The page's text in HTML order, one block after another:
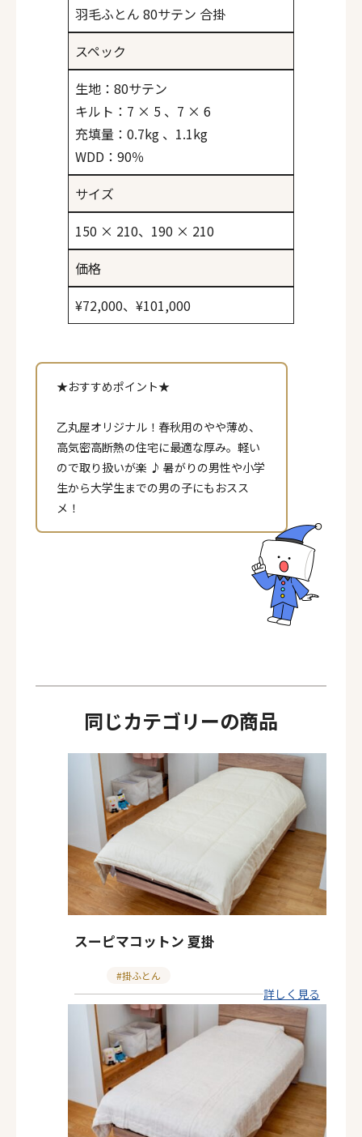
羽毛ふとん 80サテン 合掛
スペック
生地：80サテン
キルト：7 × 5 、7 × 6
充填量：0.7kg 、1.1kg
WDD：90％
サイズ
150 × 210、190 × 210
価格
¥72,000、¥101,000
★おすすめポイント★
乙丸屋オリジナル！春秋用のやや薄め、
高気密高断熱の住宅に最適な厚み。軽い
ので取り扱いが楽 ♪ 暑がりの男性や小学
生から大学生までの男の子にもおスス
メ！
同じカテゴリーの商品
スーピマコットン 夏掛
テ
掛ふとん
詳しく見る